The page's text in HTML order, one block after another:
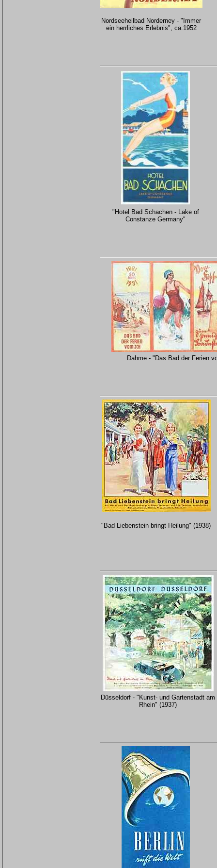
Nordseeheilbad Norderney - "Immer
ein herrliches Erlebnis", ca.1952
"Hotel Bad Schachen - Lake of
Constanze Germany"
Dahme - "Das Bad der Ferien
"Bad Liebenstein bringt Heilung" (1938)
Düsseldorf - "Kunst- und Gartenstadt am
Rhein" (1937)